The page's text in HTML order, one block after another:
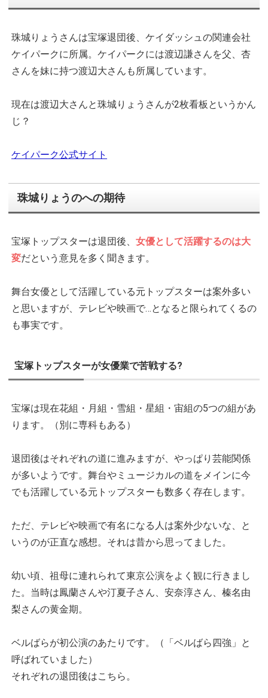
珠城りょうさんは宝塚退団後、ケイダッシュの関連会社
ケイパークに所属。ケイパークには渡辺謙さんを父、杏
さんを妹に持つ渡辺大さんも所属しています。
現在は渡辺大さんと珠城りょうさんが2枚看板というかん
じ？
ケイパーク公式サイト
珠城りょうのへの期待
宝塚トップスターは退団後、 女優として活躍するのは大
変だという意見を多く聞きます。
舞台女優として活躍している元トップスターは案外多い
と思いますが、テレビや映画で…となると限られてくるの
も事実です。
宝塚トップスターが女優業で苦戦する?
宝塚は現在花組・月組・雪組・星組・宙組の5つの組があ
ります。（別に専科もある）
退団後はそれぞれの道に進みますが、やっぱり芸能関係
が多いようです。舞台やミュージカルの道をメインに今
でも活躍している元トップスターも数多く存在します。
ただ、テレビや映画で有名になる人は案外少ないな、と
いうのが正直な感想。それは昔から思ってました。
幼い頃、祖母に連れられて東京公演をよく観に行きまし
た。当時は鳳蘭さんや汀夏子さん、安奈淳さん、榛名由
梨さんの黄金期。
ベルばらが初公演のあたりです。（「ベルばら四強」と
呼ばれていました）
それぞれの退団後はこちら。